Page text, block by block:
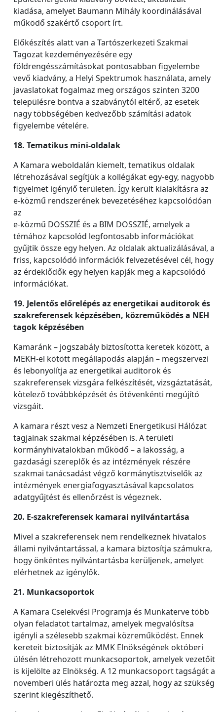
kiadása, amelyet Baumann Mihály koordinálásával
működő szakértő csoport írt.
Előkészítés alatt van a Tartószerkezeti Szakmai
Tagozat kezdeményezésére egy
földrengésszámításokat pontosabban figyelembe
vevő kiadvány, a Helyi Spektrumok használata, amely
javaslatokat fogalmaz meg országos szinten 3200
településre bontva a szabványtól eltérő, az esetek
nagy többségében kedvezőbb számítási adatok
figyelembe vételére.
18. Tematikus mini-oldalak
A Kamara weboldalán kiemelt, tematikus oldalak
létrehozásával segítjük a kollégákat egy-egy, nagyobb
figyelmet igénylő területen. Így került kialakításra az
e-közmű rendszerének bevezetéséhez kapcsolódóan
az
e-közmű DOSSZIÉ és a BIM DOSSZIÉ, amelyek a
témához kapcsolód legfontosabb információkat
gyűjtik össze egy helyen. Az oldalak aktualizálásával, a
friss, kapcsolódó információk felvezetésével cél, hogy
az érdeklődők egy helyen kapják meg a kapcsolódó
információkat.
19. Jelentős előrelépés az energetikai auditorok és
szakreferensek képzésében, közreműködés a NEH
tagok képzésében
Kamaránk – jogszabály biztosította keretek között, a
MEKH-el kötött megállapodás alapján – megszervezi
és lebonyolítja az energetikai auditorok és
szakreferensek vizsgára felkészítését, vizsgáztatását,
kötelező továbbképzését és ötévenkénti megújító
vizsgáit.
A kamara részt vesz a Nemzeti Energetikusi Hálózat
tagjainak szakmai képzésében is. A területi
kormányhivatalokban működő – a lakosság, a
gazdasági szereplők és az intézmények részére
szakmai tanácsadást végző kormánytisztviselők az
intézmények energiafogyasztásával kapcsolatos
adatgyűjtést és ellenőrzést is végeznek.
20. E-szakreferensek kamarai nyilvántartása
Mivel a szakreferensek nem rendelkeznek hivatalos
állami nyilvántartással, a kamara biztosítja számukra,
hogy önkéntes nyilvántartásba kerüljenek, amelyet
elérhetnek az igénylők.
21. Munkacsoportok
A Kamara Cselekvési Programja és Munkaterve több
olyan feladatot tartalmaz, amelyek megvalósítsa
igényli a szélesebb szakmai közreműködést. Ennek
kereteit biztosítják az MMK Elnökségének októberi
ülésén létrehozott munkacsoportok, amelyek vezetőit
is kijelölte az Elnökség. A 12 munkacsoport tagságát a
novemberi ülés határozta meg azzal, hogy az szükség
szerint kiegészíthető.